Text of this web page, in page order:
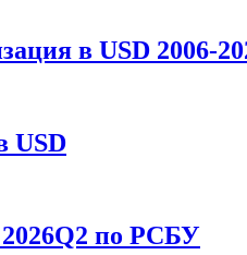
в USD 2006-
USD
по РСБУ